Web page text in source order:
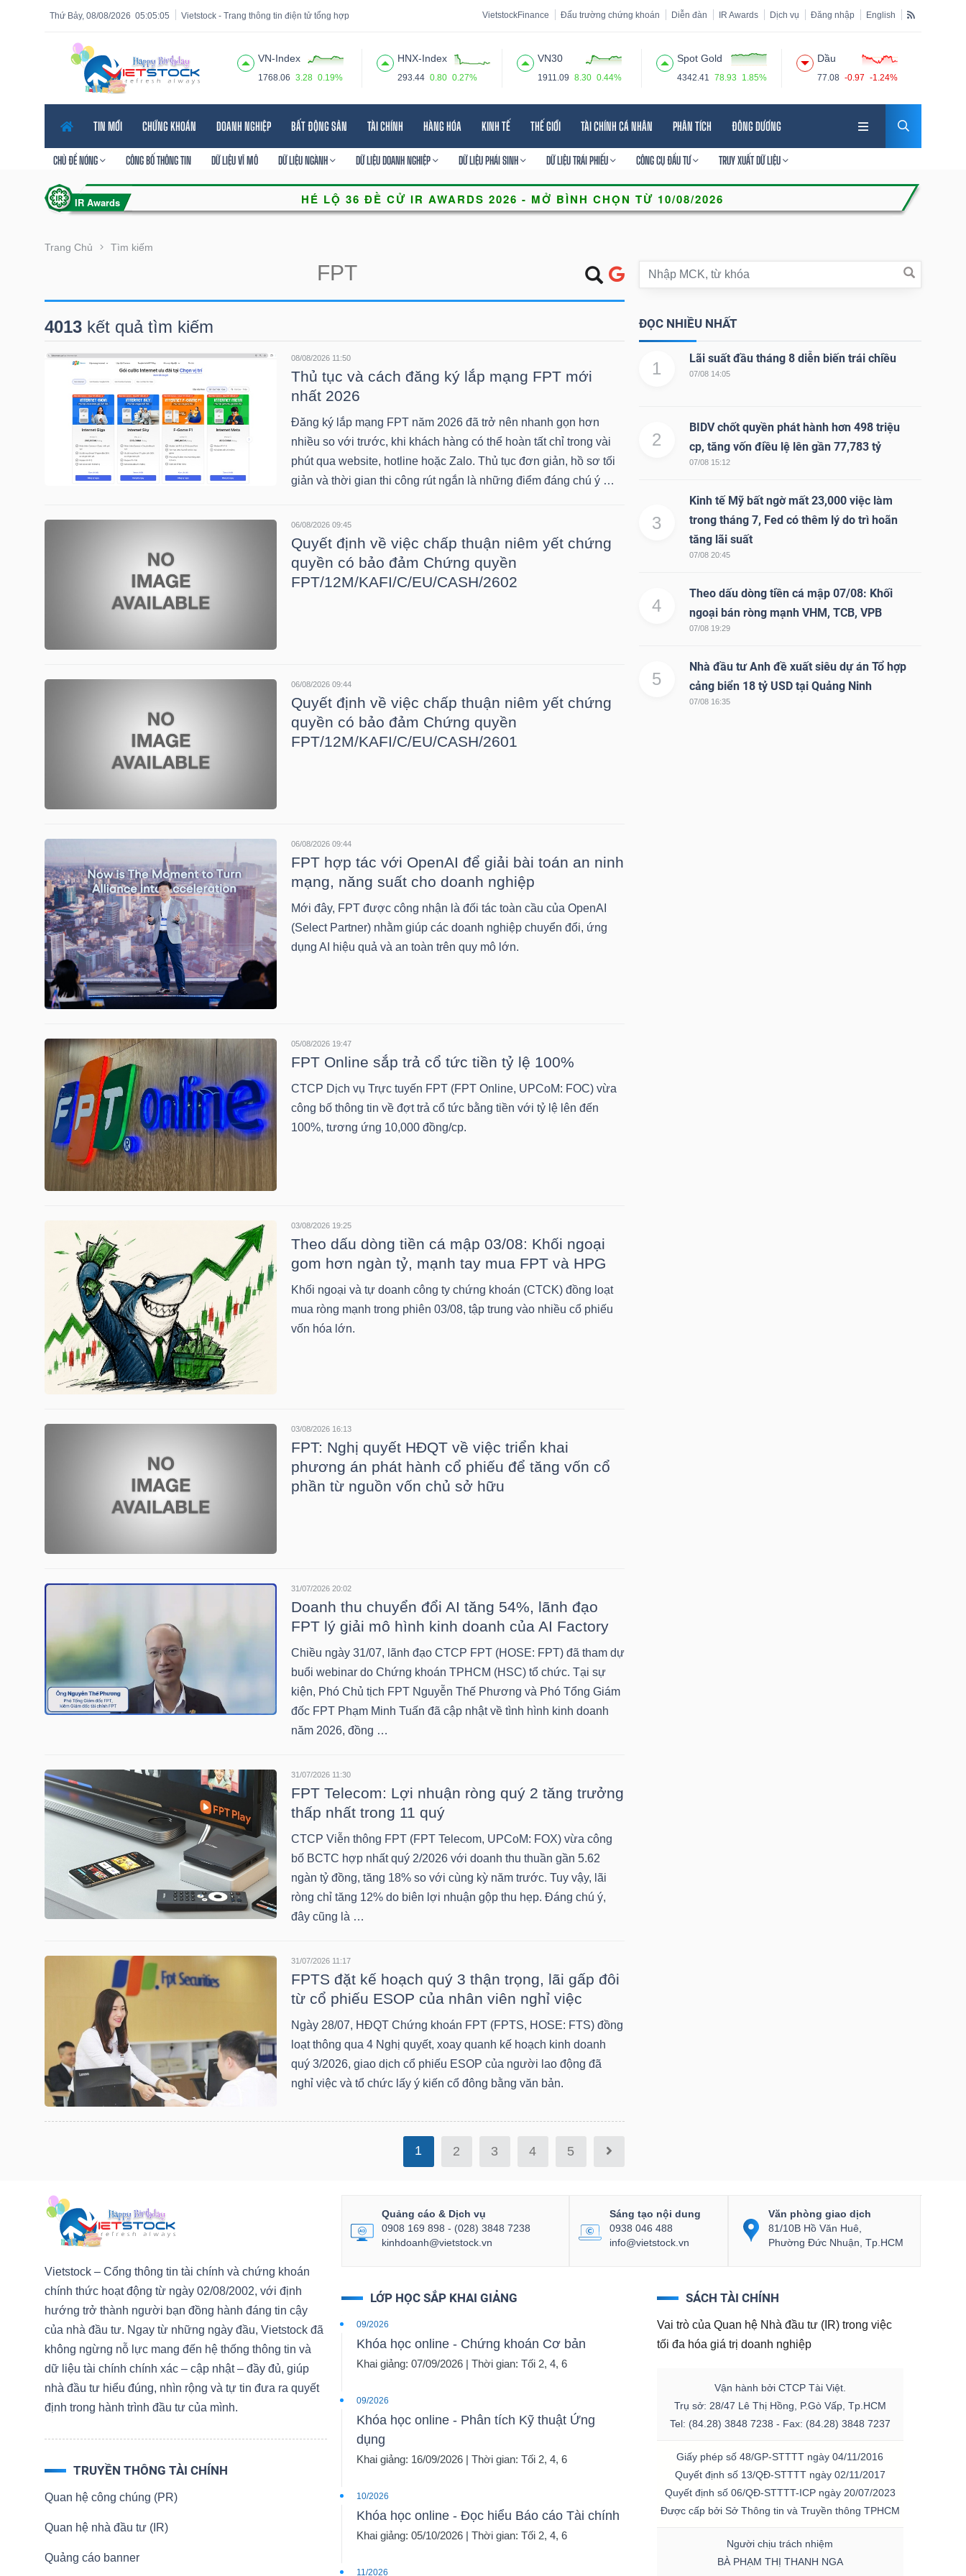
05:05:06
Thứ Bảy, 08/08/2026 Vietstock - Trang thông tin điện tử tổng hợp VietstockFinance Đấu trường chứng khoán Diễn đàn IR Awards Dịch vụ Đăng nhập English
VN-Index
1768.06 3.28 0.19%
HNX-Index
293.44 0.80 0.27%
VN30
1911.09 8.30 0.44%
Spot Gold
4342.41 78.93 1.85%
Dầu
77.08 -0.97 -1.24%
TIN MỚI CHỨNG KHOÁN DOANH NGHIỆP BẤT ĐỘNG SẢN TÀI CHÍNH HÀNG HÓA KINH TẾ THẾ GIỚI TÀI CHÍNH CÁ NHÂN PHÂN TÍCH ĐÔNG DƯƠNG
CHỦ ĐỀ NÓNG CÔNG BỐ THÔNG TIN DỮ LIỆU VĨ MÔ DỮ LIỆU NGÀNH DỮ LIỆU DOANH NGHIỆP DỮ LIỆU PHÁI SINH DỮ LIỆU TRÁI PHIẾU CÔNG CỤ ĐẦU TƯ TRUY XUẤT DỮ LIỆU
Trang Chủ Tìm kiếm
4013 kết quả tìm kiếm
08/08/2026 11:50
Thủ tục và cách đăng ký lắp mạng FPT mới
nhất 2026
Đăng ký lắp mạng FPT năm 2026 đã trở nên nhanh gọn hơn
nhiều so với trước, khi khách hàng có thể hoàn tất chỉ trong vài
phút qua website, hotline hoặc Zalo. Thủ tục đơn giản, hồ sơ tối
giản và thời gian thi công rút ngắn là những điểm đáng chú ý …
06/08/2026 09:45
Quyết định về việc chấp thuận niêm yết chứng
quyền có bảo đảm Chứng quyền
FPT/12M/KAFI/C/EU/CASH/2602
06/08/2026 09:44
Quyết định về việc chấp thuận niêm yết chứng
quyền có bảo đảm Chứng quyền
FPT/12M/KAFI/C/EU/CASH/2601
06/08/2026 09:44
FPT hợp tác với OpenAI để giải bài toán an ninh
mạng, năng suất cho doanh nghiệp
Mới đây, FPT được công nhận là đối tác toàn cầu của OpenAI
(Select Partner) nhằm giúp các doanh nghiệp chuyển đổi, ứng
dụng AI hiệu quả và an toàn trên quy mô lớn.
05/08/2026 19:47
FPT Online sắp trả cổ tức tiền tỷ lệ 100%
CTCP Dịch vụ Trực tuyến FPT (FPT Online, UPCoM: FOC) vừa
công bố thông tin về đợt trả cổ tức bằng tiền với tỷ lệ lên đến
100%, tương ứng 10,000 đồng/cp.
03/08/2026 19:25
Theo dấu dòng tiền cá mập 03/08: Khối ngoại
gom hơn ngàn tỷ, mạnh tay mua FPT và HPG
Khối ngoại và tự doanh công ty chứng khoán (CTCK) đồng loạt
mua ròng mạnh trong phiên 03/08, tập trung vào nhiều cổ phiếu
vốn hóa lớn.
03/08/2026 16:13
FPT: Nghị quyết HĐQT về việc triển khai
phương án phát hành cổ phiếu để tăng vốn cổ
phần từ nguồn vốn chủ sở hữu
31/07/2026 20:02
Doanh thu chuyển đổi AI tăng 54%, lãnh đạo
FPT lý giải mô hình kinh doanh của AI Factory
Chiều ngày 31/07, lãnh đạo CTCP FPT (HOSE: FPT) đã tham dự
buổi webinar do Chứng khoán TPHCM (HSC) tổ chức. Tại sự
kiện, Phó Chủ tịch FPT Nguyễn Thế Phương và Phó Tổng Giám
đốc FPT Phạm Minh Tuấn đã cập nhật về tình hình kinh doanh
năm 2026, đồng …
31/07/2026 11:30
FPT Telecom: Lợi nhuận ròng quý 2 tăng trưởng
thấp nhất trong 11 quý
CTCP Viễn thông FPT (FPT Telecom, UPCoM: FOX) vừa công
bố BCTC hợp nhất quý 2/2026 với doanh thu thuần gần 5.62
ngàn tỷ đồng, tăng 18% so với cùng kỳ năm trước. Tuy vậy, lãi
ròng chỉ tăng 12% do biên lợi nhuận gộp thu hẹp. Đáng chú ý,
đây cũng là …
31/07/2026 11:17
FPTS đặt kế hoạch quý 3 thận trọng, lãi gấp đôi
từ cổ phiếu ESOP của nhân viên nghỉ việc
Ngày 28/07, HĐQT Chứng khoán FPT (FPTS, HOSE: FTS) đồng
loạt thông qua 4 Nghị quyết, xoay quanh kế hoạch kinh doanh
quý 3/2026, giao dịch cổ phiếu ESOP của người lao động đã
nghỉ việc và tổ chức lấy ý kiến cổ đông bằng văn bản.
1 2 3 4 5
ĐỌC NHIỀU NHẤT
1
Lãi suất đầu tháng 8 diễn biến trái chiều
07/08 14:05
2
BIDV chốt quyền phát hành hơn 498 triệu
cp, tăng vốn điều lệ lên gần 77,783 tỷ
07/08 15:12
3
Kinh tế Mỹ bất ngờ mất 23,000 việc làm
trong tháng 7, Fed có thêm lý do trì hoãn
tăng lãi suất
07/08 20:45
4
Theo dấu dòng tiền cá mập 07/08: Khối
ngoại bán ròng mạnh VHM, TCB, VPB
07/08 19:29
5
Nhà đầu tư Anh đề xuất siêu dự án Tổ hợp
cảng biển 18 tỷ USD tại Quảng Ninh
07/08 16:35
Vietstock – Cổng thông tin tài chính và chứng khoán
chính thức hoạt động từ ngày 02/08/2002, với định
hướng trở thành người bạn đồng hành đáng tin cậy
của nhà đầu tư. Ngay từ những ngày đầu, Vietstock đã
không ngừng nỗ lực mang đến hệ thống thông tin và
dữ liệu tài chính chính xác – cập nhật – đầy đủ, giúp
nhà đầu tư hiểu đúng, nhìn rộng và tự tin đưa ra quyết
định trong hành trình đầu tư của mình.
TRUYỀN THÔNG TÀI CHÍNH
Quan hệ công chúng (PR)
Quan hệ nhà đầu tư (IR)
Quảng cáo banner
Quảng cáo & Dịch vụ
0908 169 898 - (028) 3848 7238
kinhdoanh@vietstock.vn
Sáng tạo nội dung
0938 046 488
info@vietstock.vn
Văn phòng giao dịch
81/10B Hồ Văn Huê,
Phường Đức Nhuận, Tp.HCM
LỚP HỌC SẮP KHAI GIẢNG
09/2026
Khóa học online - Chứng khoán Cơ bản
Khai giảng: 07/09/2026 | Thời gian: Tối 2, 4, 6
09/2026
Khóa học online - Phân tích Kỹ thuật Ứng
dụng
Khai giảng: 16/09/2026 | Thời gian: Tối 2, 4, 6
10/2026
Khóa học online - Đọc hiểu Báo cáo Tài chính
Khai giảng: 05/10/2026 | Thời gian: Tối 2, 4, 6
11/2026
SÁCH TÀI CHÍNH
Vai trò của Quan hệ Nhà đầu tư (IR) trong việc
tối đa hóa giá trị doanh nghiệp
Vận hành bởi CTCP Tài Việt.
Trụ sở: 28/47 Lê Thị Hồng, P.Gò Vấp, Tp.HCM
Tel: (84.28) 3848 7238 - Fax: (84.28) 3848 7237
Giấy phép số 48/GP-STTTT ngày 04/11/2016
Quyết định số 13/QĐ-STTTT ngày 02/11/2017
Quyết định số 06/QĐ-STTTT-ICP ngày 20/07/2023
Được cấp bởi Sở Thông tin và Truyền thông TPHCM
Người chịu trách nhiệm
BÀ PHẠM THỊ THANH NGA
Tính năng
năng
VIETSTOCK
KHOÁN
HÀNG
ĐÔNG
DƯƠNG
PHÂN
VIETSTOCKFINANCE
NGÀNH
NGHIỆP
TRÁI
PHIẾU
ĐẦU
XUẤT
SECTOR
NGUYÊN
LIỆU
CÔNG
NGHIỆP
TIÊU
DÙNG
THIẾT